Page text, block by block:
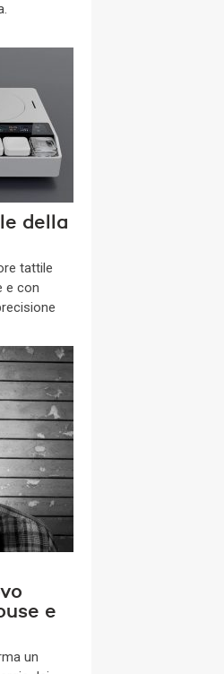
della
tattile
e con
e
un